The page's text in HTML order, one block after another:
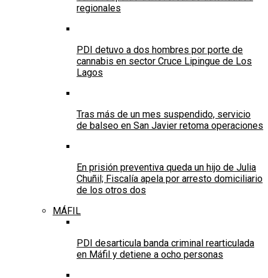
regionales
PDI detuvo a dos hombres por porte de
cannabis en sector Cruce Lipingue de Los
Lagos
Tras más de un mes suspendido, servicio
de balseo en San Javier retoma operaciones
En prisión preventiva queda un hijo de Julia
Chuñil; Fiscalía apela por arresto domiciliario
de los otros dos
MÁFIL
PDI desarticula banda criminal rearticulada
en Máfil y detiene a ocho personas